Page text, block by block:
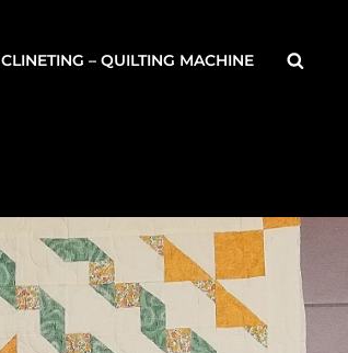
CLINETING – QUILTING MACHINE